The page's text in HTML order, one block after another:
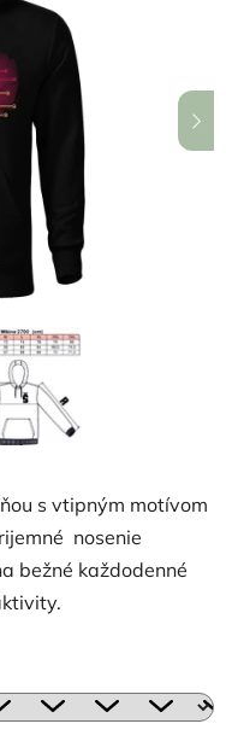
s vtipným motívom
nosenie
bežné každodenné